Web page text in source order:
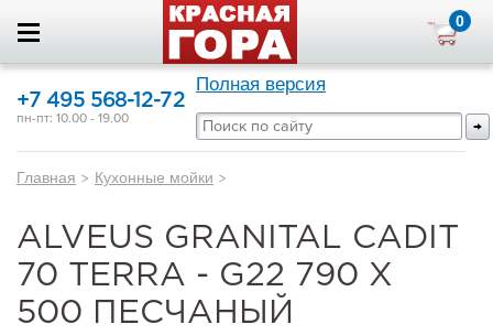
0
+7 495 568-12-72
пн-пт: 10.00 - 19.00
Полная версия
Главная > Кухонные мойки >
ALVEUS GRANITAL CADIT
70 TERRA - G22 790 X
500 ПЕСЧАНЫЙ